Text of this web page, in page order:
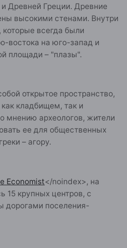
Древней Греции. Древние
высокими стенами. Внутри
которые всегда были
востока на юго-запад и
площади – "плазы".
открытое пространство,
кладбищем, так и
мнению археологов, жители
ее для общественных
– агору.
Economist</noindex>, на
15 крупных центров, с
дорогами поселения-